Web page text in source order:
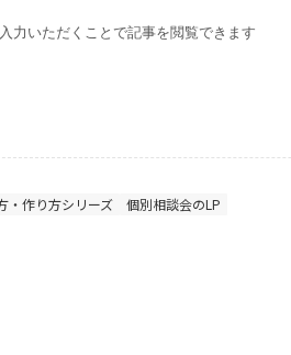
いただくことで記事を閲覧できます
・作り方シリーズ 個別相談会のLP